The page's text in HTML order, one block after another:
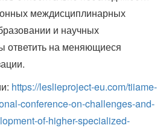
междисциплинарных
и научных
ответить на меняющиеся
https://leslieproject-eu.com/tiiame-
conference-on-challenges-and-
of-higher-specialized-